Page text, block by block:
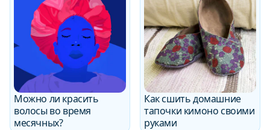
Можно ли красить
волосы во время
месячных?
Как сшить домашние
тапочки кимоно своими
руками